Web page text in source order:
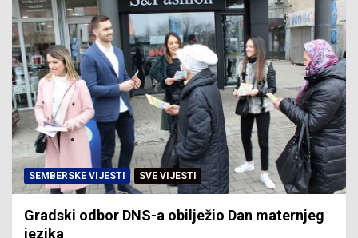
SEMBERSKE VIJESTI SVE VIJESTI
Gradski odbor DNS-a obilježio Dan maternjeg
jezika